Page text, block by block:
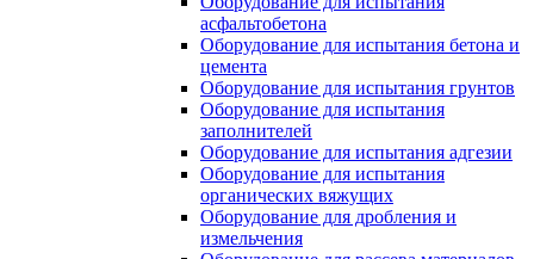
асфальтобетона
Оборудование для испытания бетона и
цемента
Оборудование для испытания грунтов
Оборудование для испытания
заполнителей
Оборудование для испытания адгезии
Оборудование для испытания
органических вяжущих
Оборудование для дробления и
измельчения